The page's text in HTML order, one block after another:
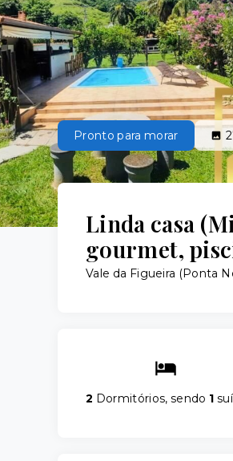
Pronto para morar
Linda casa
gourmet,
Vale da Figueira (Ponta
2 Dormitórios, sendo 1